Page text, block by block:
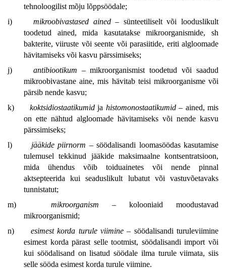
tehnoloogilist mõju lõppsöödale;
i)
mikroobivastased ained– sünteetiliselt või looduslikult
toodetud ained, mida kasutatakse mikroorganismide, sh
bakterite, viiruste või seente või parasiitide, eriti algloomade
hävitamiseks või kasvu pärssimiseks;
j)
antibiootikum – mikroorganismist toodetud või saadud
mikroobivastane aine, mis hävitab teisi mikroorganisme või
pärsib nende kasvu;
k)
koktsidiostaatikumidja histomonostaatikumid– ained, mis
on ette nähtud algloomade hävitamiseks või nende kasvu
pärssimiseks;
l)
jääkide piirnorm – söödalisandi loomasöödas kasutamise
tulemusel tekkinud jääkide maksimaalne kontsentratsioon,
mida ühendus võib toiduainetes või nende pinnal
aktsepteerida kui seaduslikult lubatut või vastuvõetavaks
tunnistatut;
m)
mikroorganism – kolooniaid moodustavad
mikroorganismid;
n)
esimest korda turule viimine– söödalisandi turuleviimine
esimest korda pärast selle tootmist, söödalisandi import või
kui söödalisand on lisatud söödale ilma turule viimata, siis
selle sööda esimest korda turule viimine.